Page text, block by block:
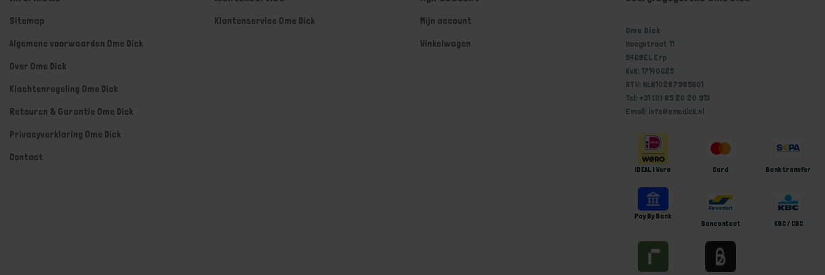
Sitemap
Algemene voorwaarden Ome Dick
Over Ome Dick
Klachtenregeling Ome Dick
Retouren & Garantie Ome Dick
Privacyverklaring Ome Dick
Contact
Klantenservice Ome Dick
Mijn account
Winkelwagen
Ome Dick
Hoogstraat 11
5469EL Erp
KvK: 17140625
BTW: NL810287985B01
Tel: +31 (0) 85 20 20 913
Email: info@omedick.nl
iDEAL | Wero Card Bank transfer
Pay By Bank
Bancontact
KBC / CBC